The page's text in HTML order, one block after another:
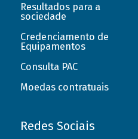
Resultados para a
sociedade
Credenciamento de
Equipamentos
Consulta PAC
Moedas contratuais
Redes Sociais